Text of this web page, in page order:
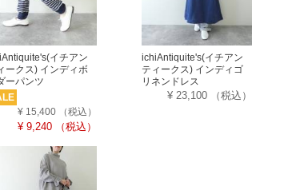
イチアン
ークス) インディボ
ーパンツ
¥ 15,400 （税込）
¥ 9,240 （税込）
ichiAntiquite's(イチアン
ティークス) インディゴ
リネンドレス
¥ 23,100 （税込）